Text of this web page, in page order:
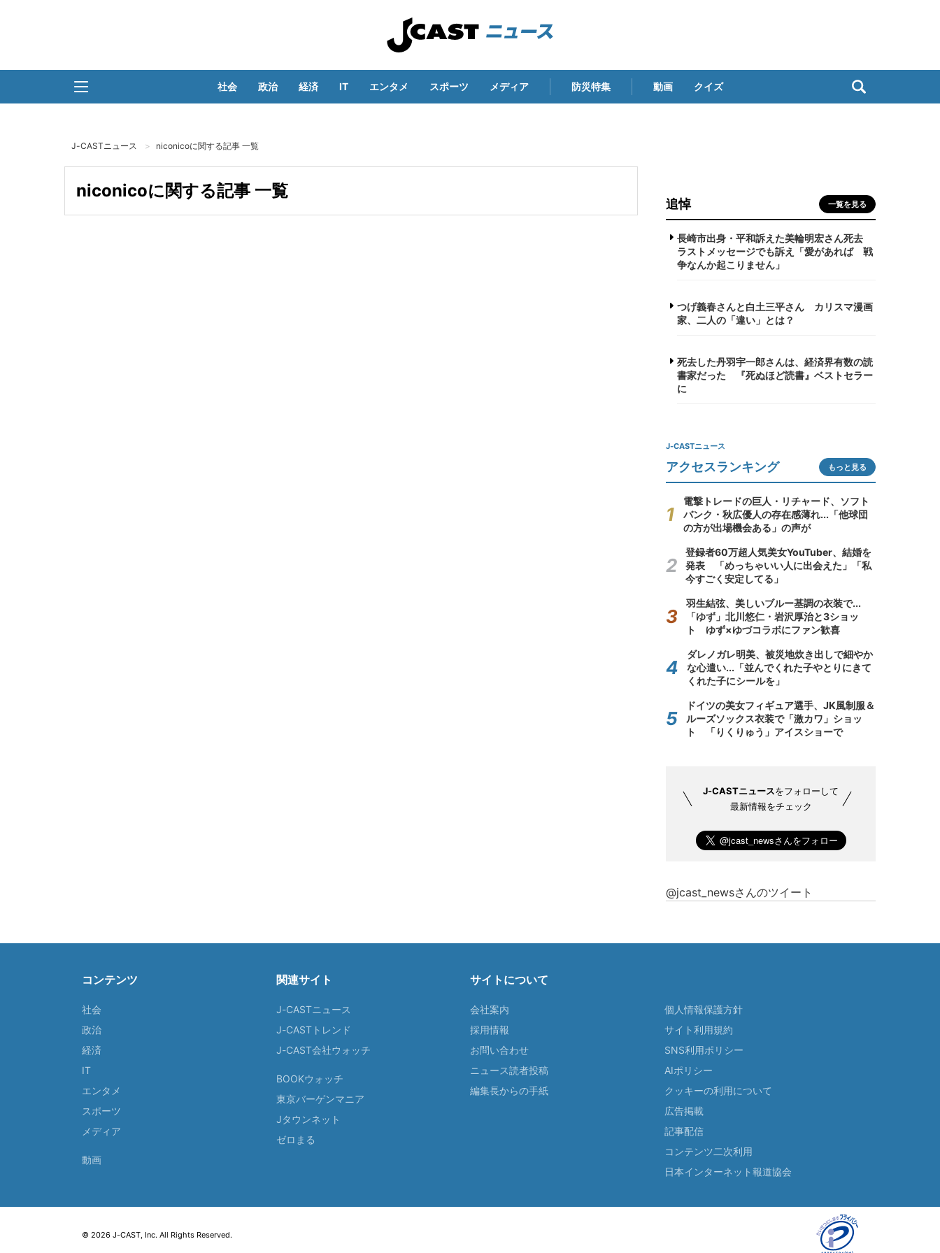
社会 政治 経済 IT エンタメ スポーツ メディア 防災特集 動画 クイズ
J-CASTニュース niconicoに関する記事 一覧
niconicoに関する記事 一覧
追悼 一覧を見る
長崎市出身・平和訴えた美輪明宏さん死去
ラストメッセージでも訴え「愛があれば 戦
争なんか起こりません」
つげ義春さんと白土三平さん カリスマ漫画
家、二人の「違い」とは？
死去した丹羽宇一郎さんは、経済界有数の読
書家だった 『死ぬほど読書』ベストセラー
に
J-CASTニュース
アクセスランキング もっと見る
電撃トレードの巨人・リチャード、ソフト
バンク・秋広優人の存在感薄れ...「他球団
の方が出場機会ある」の声が
登録者60万超人気美女YouTuber、結婚を
発表 「めっちゃいい人に出会えた」「私
今すごく安定してる」
羽生結弦、美しいブルー基調の衣装で...
「ゆず」北川悠仁・岩沢厚治と3ショッ
ト ゆず×ゆづコラボにファン歓喜
ダレノガレ明美、被災地炊き出しで細やか
な心遣い...「並んでくれた子やとりにきて
くれた子にシールを」
ドイツの美女フィギュア選手、JK風制服＆
ルーズソックス衣装で「激カワ」ショッ
ト 「りくりゅう」アイスショーで
J-CASTニュースをフォローして
最新情報をチェック
@jcast_newsさんのツイート
コンテンツ
社会
政治
経済
IT
エンタメ
スポーツ
メディア
動画
関連サイト
J-CASTニュース
J-CASTトレンド
J-CAST会社ウォッチ
BOOKウォッチ
東京バーゲンマニア
Jタウンネット
ゼロまる
サイトについて
会社案内
採用情報
お問い合わせ
ニュース読者投稿
編集長からの手紙
個人情報保護方針
サイト利用規約
SNS利用ポリシー
AIポリシー
クッキーの利用について
広告掲載
記事配信
コンテンツ二次利用
日本インターネット報道協会
© 2026 J-CAST, Inc. All Rights Reserved.